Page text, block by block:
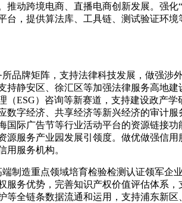
动跨境电商、直播电商创新发展。强
，提供算法库、工具链、测试验证环
品牌矩阵，支持法律科技发展，做强
静安区、徐汇区等加强法律服务高地
ESG）咨询等新赛道，支持建设政产
字经济、共享经济等新兴经济的审计
际广告节等行业活动平台的资源链接
服务产业园发展引领度。做优做强信
用服务机构。
制造重点领域培育检验检测认证领军
务优势，完善知识产权价值评估体系
全链条数据流通和运用，支持浦东新